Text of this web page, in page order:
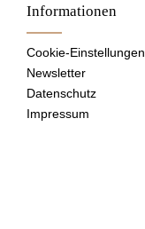
Informationen
Cookie-Einstellungen
Newsletter
Datenschutz
Impressum